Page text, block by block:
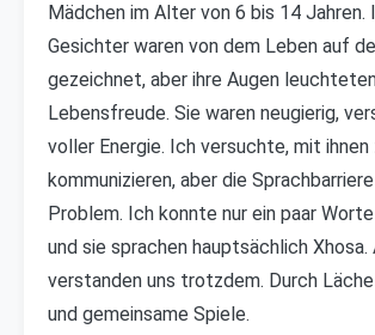
Mädchen im Alter von 6 bis 14 Jahren.
Gesichter waren von dem Leben auf
gezeichnet, aber ihre Augen
Lebensfreude. Sie waren neugierig,
voller Energie. Ich versuchte, mit ihnen
kommunizieren, aber die
Problem. Ich konnte nur ein paar
und sie sprachen hauptsächlich Xhosa.
verstanden uns trotzdem. Durch
und gemeinsame Spiele.